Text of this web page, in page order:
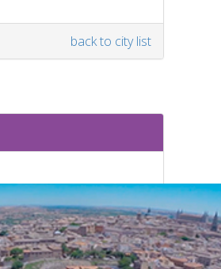
back to city list